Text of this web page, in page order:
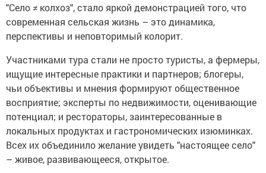
"Село ≠ колхоз", стало яркой демонстрацией того, что
современная сельская жизнь – это динамика,
перспективы и неповторимый колорит.
Участниками тура стали не просто туристы, а фермеры,
ищущие интересные практики и партнеров; блогеры,
чьи объективы и мнения формируют общественное
восприятие; эксперты по недвижимости, оценивающие
потенциал; и рестораторы, заинтересованные в
локальных продуктах и гастрономических изюминках.
Всех их объединило желание увидеть "настоящее село"
– живое, развивающееся, открытое.